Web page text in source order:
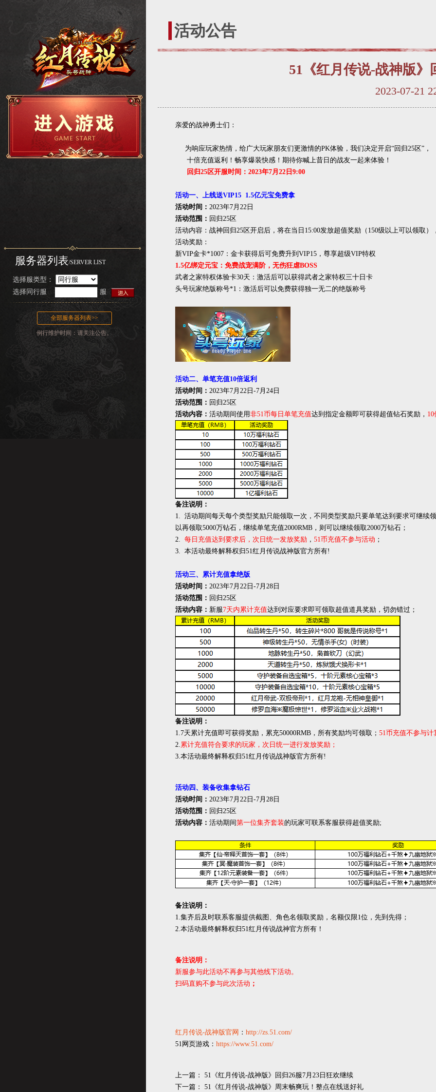
服务器列表/SERVER LIST
选择服类型：
选择 同行服 服
全部服务器列表>>
例行维护时间：请关注公告。
活动公告
51《红月传说-战神版》
2023-07-21
亲爱的战神勇士们：
为响应玩家热情，给广大玩家朋友们更激情的PK体验，我们决定开启“回归25区”，
十倍充值返利！畅享爆装快感！期待你喊上昔日的战友一起来体验！
回归25区开服时间：2023年7月22日9:00
活动一、上线送VIP15 1.5亿元宝免费拿
活动时间： 2023年7月22日
活动范围： 回归25区
活动内容：战神回归25区开启后，将在当日15:00发放超值奖励（150级以上可以领取
活动奖励：
新VIP金卡*1007：金卡获得后可免费升到VIP15，尊享超级VIP特权
1.5亿绑定元宝：免费战宠满阶，无伤狂虐BOSS
武者之家特权体验卡30天：激活后可以获得武者之家特权三十日卡
头号玩家绝版称号*1：激活后可以免费获得独一无二的绝版称号
活动二、单笔充值10倍返利
活动时间： 2023年7月22日-7月24日
活动范围： 回归25区
活动内容： 活动期间使用非51币每日单笔充值达到指定金额即可获得超值钻石奖励，
备注说明：
1. 活动期间每天每个类型奖励只能领取一次，不同类型奖励只要单笔达到要求可继续
以再领取5000万钻石，继续单笔充值2000RMB，则可以继续领取2000万钻石；
2. 每日充值达到要求后， 次日统一发放奖励 ， 51币充值不参与活动 ；
3. 本活动最终解释权归51红月传说战神版官方所有!
活动三、累计充值拿绝版
活动时间： 2023年7月22日-7月28日
活动范围： 回归25区
活动内容： 新服7天内累计充值达到对应要求即可领取超值道具奖励，切勿错过；
备注说明：
1.7天累计充值即可获得奖励，累充50000RMB，所有奖励均可领取； 51币充值不参与计
2. 累计充值符合要求的玩家，次日统一进行发放奖励；
3.本活动最终解释权归51红月传说战神版官方所有!
活动四、装备收集拿钻石
活动时间： 2023年7月22日-7月28日
活动范围： 回归25区
活动内容： 活动期间第一位集齐套装的玩家可联系客服获得超值奖励;
备注说明：
1.集齐后及时联系客服提供截图、角色名领取奖励，名额仅限1位，先到先得；
2.本活动最终解释权归51红月传说战神官方所有！
备注说明：
新服参与此活动不再参与其他线下活动。
扫码直购不参与此次活动 ；
红月传说-战神版官网 ： http://zs.51.com/
51网页游戏： https://www.51.com/
上一篇：
51《红月传说-战神版》回归26服7月23日狂欢继续
下一篇：
51《红月传说-战神版》周末畅爽玩！整点在线送好礼